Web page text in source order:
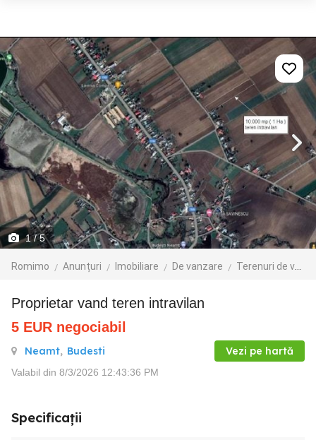
1/ 5
Romimo Anunțuri Imobiliare De vanzare Terenuri de vanzare
Proprietar vand teren intravilan
5 EUR negociabil
Neamt, Budesti Vezi pe hartă
Valabil din 8/3/2026 12:43:36 PM
Specificații